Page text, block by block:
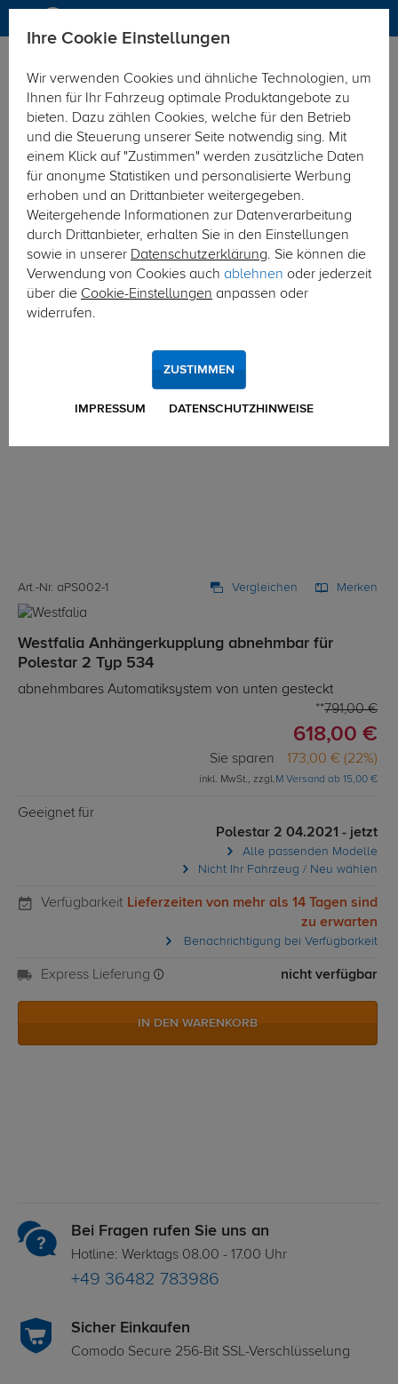
Hier geht's zur Fahrzeugübersicht: Polestar 2
Art.-Nr. aPS002-1 Vergleichen Merken
Westfalia Anhängerkupplung abnehmbar für
Polestar 2 Typ 534
abnehmbares Automatiksystem von unten gesteckt
791,00 €
618,00 €
Sie sparen 173,00 € (22%)
inkl. MwSt., zzgl.M Versand ab 15,00 €
Geeignet für
Polestar 2 04.2021 - jetzt
Alle passenden Modelle
Nicht Ihr Fahrzeug / Neu wählen
Verfügbarkeit Lieferzeiten von mehr als 14 Tagen sind
zu erwarten
Benachrichtigung bei Verfügbarkeit
Express Lieferung nicht verfügbar
IN DEN WARENKORB
Bei Fragen rufen Sie uns an
Hotline: Werktags 08.00 - 17.00 Uhr
+49 36482 783986
Sicher Einkaufen
Comodo Secure 256-Bit SSL-Verschlüsselung
Ihre Cookie Einstellungen
Wir verwenden Cookies und ähnliche Technologien, um
Ihnen für Ihr Fahrzeug optimale Produktangebote zu
bieten. Dazu zählen Cookies, welche für den Betrieb
und die Steuerung unserer Seite notwendig sing. Mit
einem Klick auf "Zustimmen" werden zusätzliche Daten
für anonyme Statistiken und personalisierte Werbung
erhoben und an Drittanbieter weitergegeben.
Weitergehende Informationen zur Datenverarbeitung
durch Drittanbieter, erhalten Sie in den Einstellungen
sowie in unserer Datenschutzerklärung. Sie können die
Verwendung von Cookies auch ablehnen oder jederzeit
über die Cookie-Einstellungen anpassen oder
widerrufen.
IMPRESSUM DATENSCHUTZHINWEISE
ZUSTIMMEN